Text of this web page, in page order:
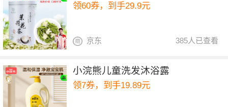
领60券，到手29.9元
385人已查看
京东
小浣熊儿童洗发沐浴露
领7券，到手19.89元